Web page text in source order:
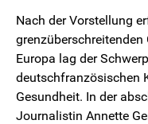
Nach der Vorstellung
Europa lag der
deutschfranzösischen
Gesundheit. In der
Journalistin Annette